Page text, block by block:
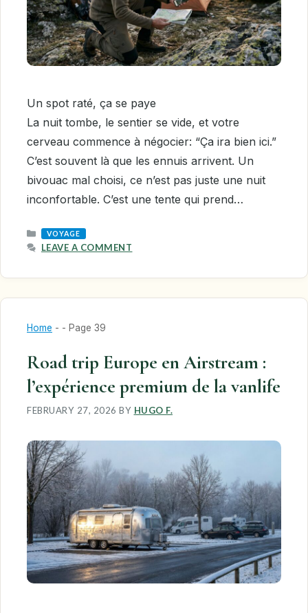
Un spot raté, ça se paye
La nuit tombe, le sentier se vide, et votre
cerveau commence à négocier: “Ça ira bien ici.”
C’est souvent là que les ennuis arrivent. Un
bivouac mal choisi, ce n’est pas juste une nuit
inconfortable. C’est une tente qui prend…
CATEGORIES
VOYAGE
LEAVE A COMMENT
Home - - Page 39
Road trip Europe en Airstream :
l’expérience premium de la vanlife
FEBRUARY 27, 2026 BY HUGO F.